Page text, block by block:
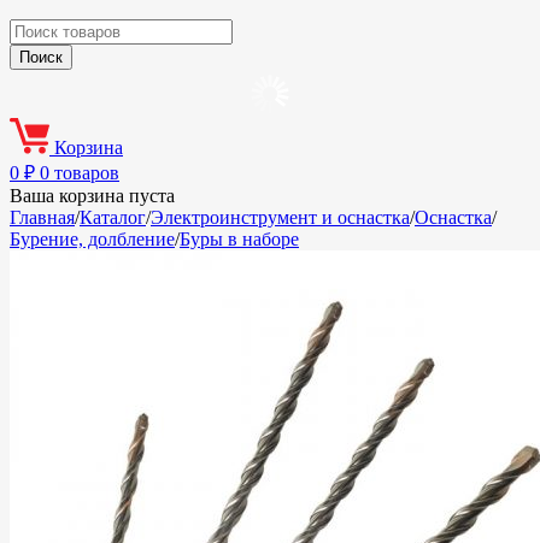
Корзина
0 ₽ 0 товаров
Ваша корзина пуста
Главная/Каталог/Электроинструмент и оснастка/Оснастка/
Бурение, долбление/Буры в наборе